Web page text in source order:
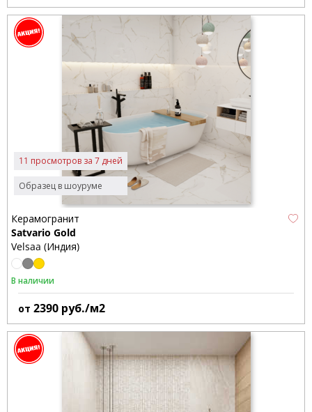
Образец в шоуруме
11 просмотров за 7 дней
Керамогранит
Satvario Gold
Velsaa (Индия)
В наличии
от 2390 руб./м2